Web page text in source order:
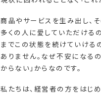
商品やサービスを生み出し、
多くの人に愛していただける
までこの状態を続けていける
ありません。なぜ不安になる
からない」からなのです。
私たちは、経営者の方をはじ